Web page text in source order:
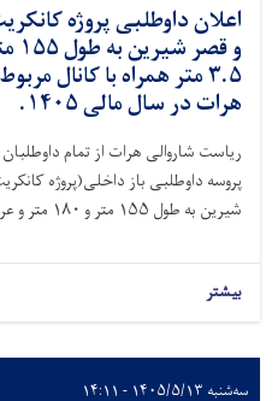
اعلان داوطلبی پروژه
۳.۵ متر همراه با کانال
هرات در سال مالی ۱۴۰۵.
ریاست شاروالی هرات از تمام
پروسه داوطلبی باز داخلی(پروژه
شیرین به طول ۱۵۵ متر و ۱۸۰ متر و عرض ۷ و ۳.۵ متر . . .
بیشتر
سه‌شنبه ۱۴۰۵/۵/۱۳ - ۱۴:۱۱